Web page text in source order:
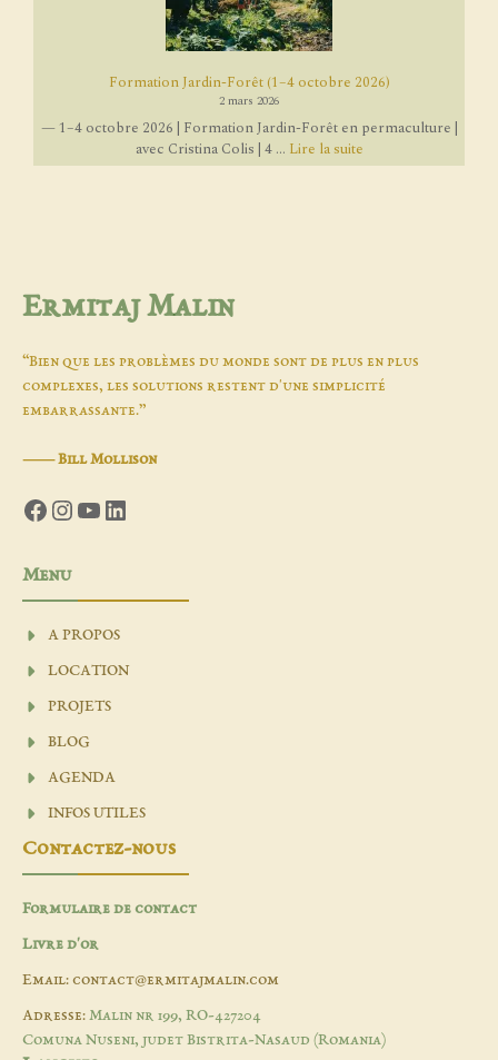
Formation Jardin-Forêt (1–4 octobre 2026)
2 mars 2026
— 1–4 octobre 2026 | Formation Jardin-Forêt en permaculture |
avec Cristina Colis | 4 ... Lire la suite
Ermitaj Malin
“Bien que les problèmes du monde sont de plus en plus
complexes, les solutions restent d'une simplicité
embarrassante.”
―Bill Mollison
Facebook
Instagram
YouTube
LinkedIn
Menu
A PROPOS
LOCATION
PROJETS
BLOG
AGENDA
INFOS UTILES
Contactez-nous
Formulaire de contact
Livre d'or
Email: contact@ermitajmalin.com
Adresse: Malin nr 199, RO-427204
Comuna Nuseni, judet Bistrita-Nasaud (Romania)